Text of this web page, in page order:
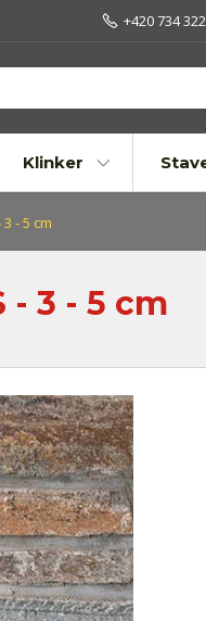
+420 734
Klinker
- 5 cm
3 - 5 cm